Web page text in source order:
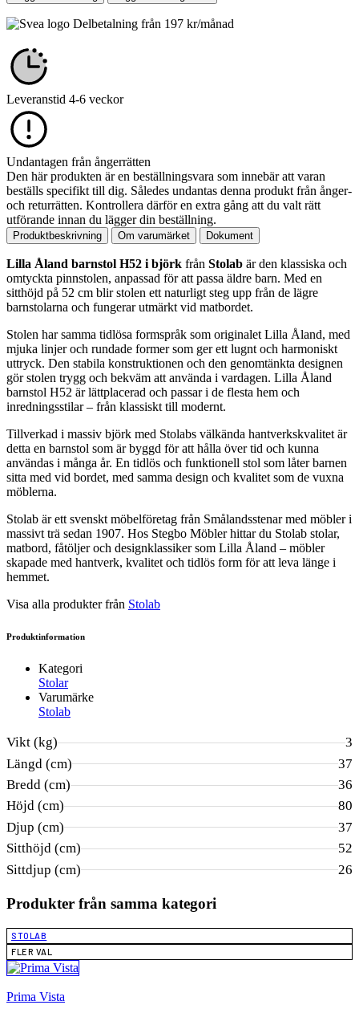
H52
mängd
Delbetalning från 197 kr/månad
Leveranstid 4-6 veckor
Undantagen från ångerrätten
Den här produkten är en beställningsvara som innebär att varan
beställs specifikt till dig. Således undantas denna produkt från ånger-
och returrätten. Kontrollera därför en extra gång att du valt rätt
utförande innan du lägger din beställning.
Produktbeskrivning Om varumärket Dokument
Lilla Åland barnstol H52 i björk från Stolab är den klassiska och
omtyckta pinnstolen, anpassad för att passa äldre barn. Med en
sitthöjd på 52 cm blir stolen ett naturligt steg upp från de lägre
barnstolarna och fungerar utmärkt vid matbordet.
Stolen har samma tidlösa formspråk som originalet Lilla Åland, med
mjuka linjer och rundade former som ger ett lugnt och harmoniskt
uttryck. Den stabila konstruktionen och den genomtänkta designen
gör stolen trygg och bekväm att använda i vardagen. Lilla Åland
barnstol H52 är lättplacerad och passar i de flesta hem och
inredningsstilar – från klassiskt till modernt.
Tillverkad i massiv björk med Stolabs välkända hantverkskvalitet är
detta en barnstol som är byggd för att hålla över tid och kunna
användas i många år. En tidlös och funktionell stol som låter barnen
sitta med vid bordet, med samma design och kvalitet som de vuxna
möblerna.
Stolab är ett svenskt möbelföretag från Smålandsstenar med möbler i
massivt trä sedan 1907. Hos Stegbo Möbler hittar du Stolab stolar,
matbord, fåtöljer och designklassiker som Lilla Åland – möbler
skapade med hantverk, kvalitet och tidlös form för att leva länge i
hemmet.
Visa alla produkter från Stolab
Produktinformation
Kategori
Stolar
Varumärke
Stolab
Vikt (kg)
3
Längd (cm)
37
Bredd (cm)
36
Höjd (cm)
80
Djup (cm)
37
Sitthöjd (cm)
52
Sittdjup (cm)
26
Produkter från samma kategori
STOLAB
FLER VAL
Prima Vista